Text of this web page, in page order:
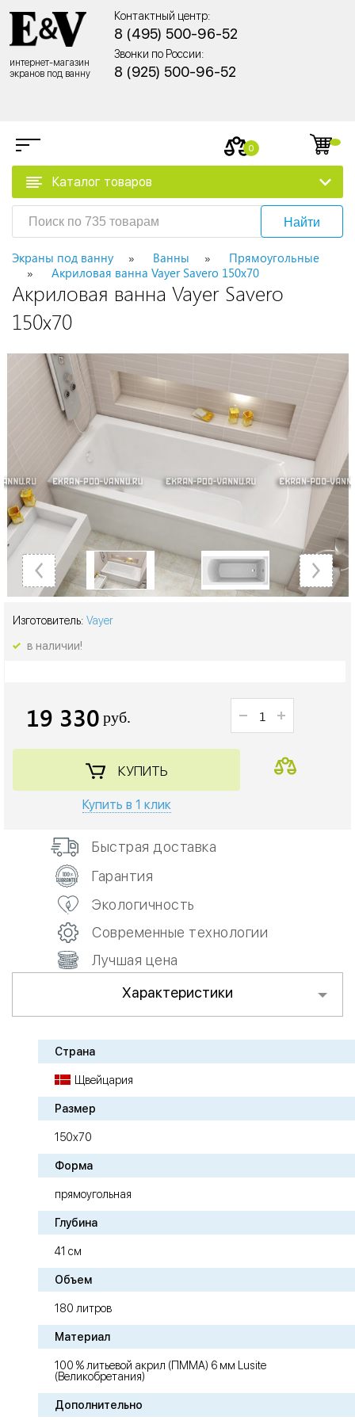
интернет-магазин
экранов под ванну
Контактный центр:
8 (495) 500-96-52
Звонки по России:
8 (925) 500-96-52
0
Каталог товаров
Найти
Экраны под ванну Ванны
Прямоугольные
Акриловая ванна Vayer Savero 150x70
Акриловая ванна Vayer Savero
150x70
Изготовитель: Vayer
в наличии!
19 330 руб.
КУПИТЬ
Купить в 1 клик
Быстрая доставка
Гарантия
Экологичность
Современные технологии
Лучшая цена
Характеристики
Страна
Щвейцария
Размер
150х70
Форма
прямоугольная
Глубина
41 см
Объем
180 литров
Материал
100 % литьевой акрил (ПММА) 6 мм Lusite
(Великобретания)
Дополнительно